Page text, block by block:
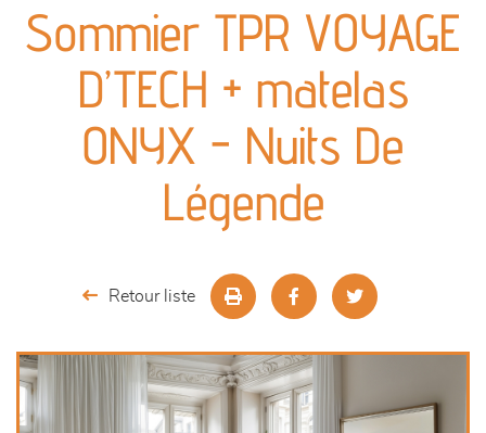
séjours
meubles de complément
chambres et dressing
Sommier TPR VOYAGE
D’TECH + matelas
ONYX - Nuits De
Légende
Retour liste